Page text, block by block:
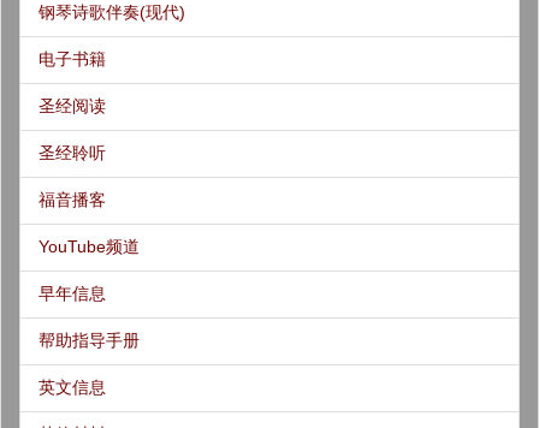
钢琴诗歌伴奏(现代)
电子书籍
圣经阅读
圣经聆听
福音播客
YouTube频道
早年信息
帮助指导手册
英文信息